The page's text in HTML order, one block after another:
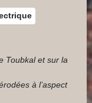
Toubkal et sur la
à l’aspect